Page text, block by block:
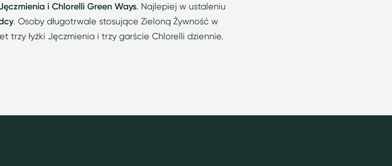
i Chlorelli Green Ways. Najlepiej w ustaleniu
. Osoby długotrwale stosujące Zieloną Żywność w
trzy łyżki Jęczmienia i trzy garście Chlorelli dziennie.